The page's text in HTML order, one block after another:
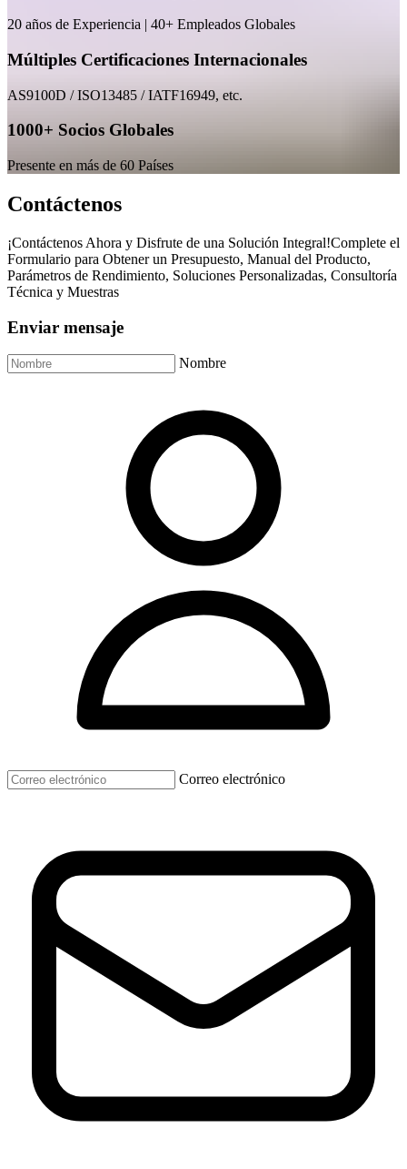
20 años de Experiencia | 40+ Empleados Globales
Múltiples Certificaciones Internacionales
AS9100D / ISO13485 / IATF16949, etc.
1000+ Socios Globales
Presente en más de 60 Países
Contáctenos
¡Contáctenos Ahora y Disfrute de una Solución Integral!Complete el
Formulario para Obtener un Presupuesto, Manual del Producto,
Parámetros de Rendimiento, Soluciones Personalizadas, Consultoría
Técnica y Muestras
Enviar mensaje
Nombre
Correo electrónico